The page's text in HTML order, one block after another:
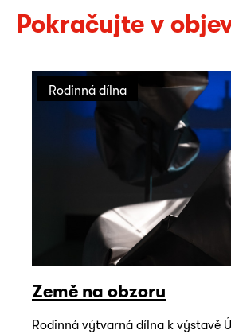
Pokračujte v
Rodinná dílna
Země na obzoru
Rodinná výtvarná dílna k výstavě